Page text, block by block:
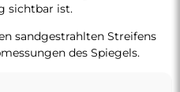
sichtbar ist.
sandgestrahlten Streifens
des Spiegels.